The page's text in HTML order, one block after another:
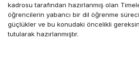
kadrosu tarafından hazırlanmış olan
öğrencilerin yabancı bir dil öğrenme
güçlükler ve bu konudaki öncelikli
tutularak hazırlanmıştır.